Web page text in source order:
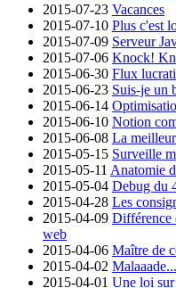
2015-07-23 Vacances
2015-07-10 Plus c'est
2015-07-09 Serveur
2015-07-06 Knock!
2015-06-30 Flux
2015-06-23 Suis-je un
2015-06-14
2015-06-10 Notion
2015-06-08 La
2015-05-15 Surveille
2015-05-11 Anatomie
2015-05-04 Debug du
2015-04-28 Les
2015-04-09 Différence
web
2015-04-06 Maître de
2015-04-02 Malaaade...
2015-04-01 Une loi sur